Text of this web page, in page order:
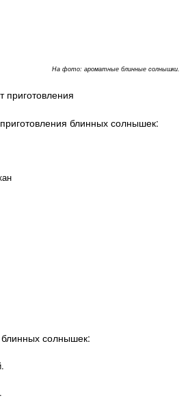
На фото: ароматные блинные солнышки.
блинных солнышек:
солнышек: